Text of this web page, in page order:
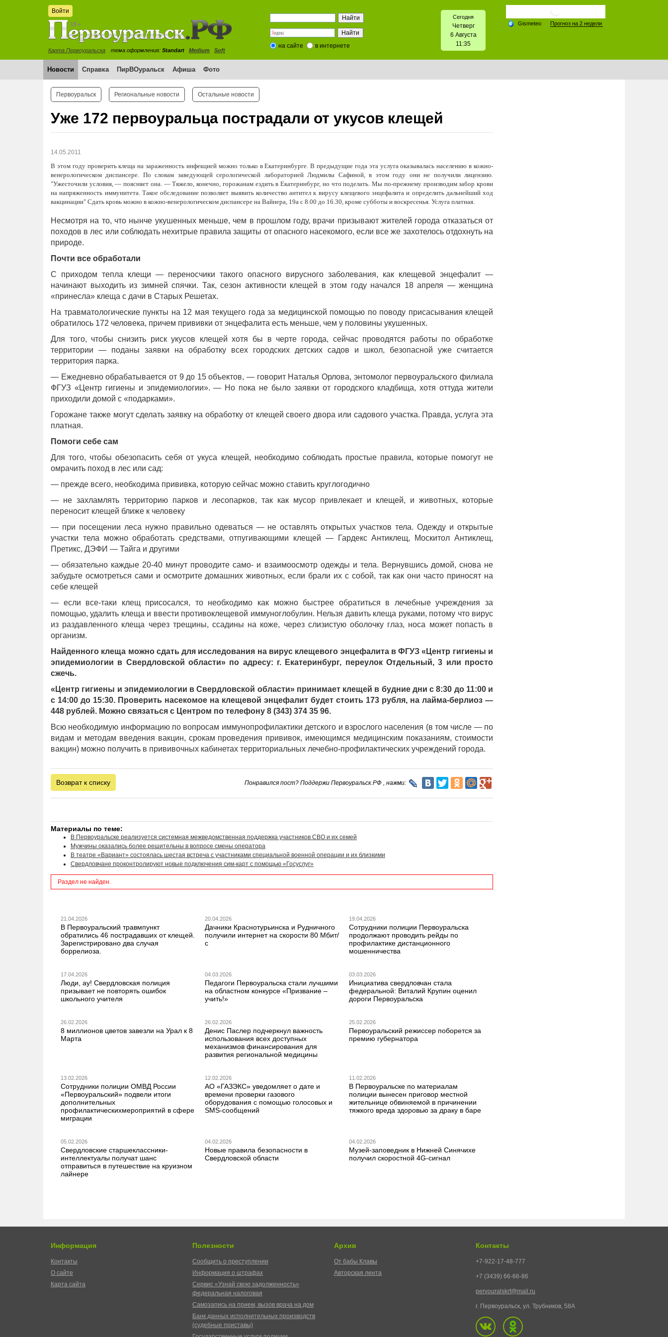
Войти
Карта Первоуральска тема оформления: Standart Medium Soft
на сайте в интернете
Сегодня
Четверг
6 Августа
11:35
Новости Справка ПирВОуральск Афиша Фото
Первоуральск Региональные новости Остальные новости
Уже 172 первоуральца пострадали от укусов клещей
14.05.2011
В этом году проверить клеща на зараженность инфекцией можно только в Екатеринбурге. В предыдущие года эта услуга оказывалась населению в кожно-
венерологическом диспансере. По словам заведующей серологической лабораторией Людмилы Сафиной, в этом году они не получили лицензию.
"Ужесточили условия, — поясняет она. — Тяжело, конечно, горожанам ездить в Екатеринбург, но что поделать. Мы по-прежнему производим забор крови
на напряженность иммунитета. Такое обследование позволяет выявить количество антител к вирусу клещевого энцефалита и определить дальнейший ход
вакцинации" Сдать кровь можно в кожно-венерологическом диспансере на Вайнера, 19а с 8.00 до 16.30, кроме субботы и воскресенья. Услуга платная.
Несмотря на то, что нынче укушенных меньше, чем в прошлом году, врачи призывают жителей города отказаться от
походов в лес или соблюдать нехитрые правила защиты от опасного насекомого, если все же захотелось отдохнуть на
природе.
Почти все обработали
С приходом тепла клещи — переносчики такого опасного вирусного заболевания, как клещевой энцефалит —
начинают выходить из зимней спячки. Так, сезон активности клещей в этом году начался 18 апреля — женщина
«принесла» клеща с дачи в Старых Решетах.
На травматологические пункты на 12 мая текущего года за медицинской помощью по поводу присасывания клещей
обратилось 172 человека, причем прививки от энцефалита есть меньше, чем у половины укушенных.
Для того, чтобы снизить риск укусов клещей хотя бы в черте города, сейчас проводятся работы по обработке
территории — поданы заявки на обработку всех городских детских садов и школ, безопасной уже считается
территория парка.
— Ежедневно обрабатывается от 9 до 15 объектов, — говорит Наталья Орлова, энтомолог первоуральского филиала
ФГУЗ «Центр гигиены и эпидемиологии». — Но пока не было заявки от городского кладбища, хотя оттуда жители
приходили домой с «подарками».
Горожане также могут сделать заявку на обработку от клещей своего двора или садового участка. Правда, услуга эта
платная.
Помоги себе сам
Для того, чтобы обезопасить себя от укуса клещей, необходимо соблюдать простые правила, которые помогут не
омрачить поход в лес или сад:
— прежде всего, необходима прививка, которую сейчас можно ставить круглогодично
— не захламлять территорию парков и лесопарков, так как мусор привлекает и клещей, и животных, которые
переносит клещей ближе к человеку
— при посещении леса нужно правильно одеваться — не оставлять открытых участков тела. Одежду и открытые
участки тела можно обработать средствами, отпугивающими клещей — Гардекс Антиклещ, Москитол Антиклещ,
Претикс, ДЭФИ — Тайга и другими
— обязательно каждые 20-40 минут проводите само- и взаимоосмотр одежды и тела. Вернувшись домой, снова не
забудьте осмотреться сами и осмотрите домашних животных, если брали их с собой, так как они часто приносят на
себе клещей
— если все-таки клещ присосался, то необходимо как можно быстрее обратиться в лечебные учреждения за
помощью, удалить клеща и ввести противоклещевой иммуноглобулин. Нельзя давить клеща руками, потому что вирус
из раздавленного клеща через трещины, ссадины на коже, через слизистую оболочку глаз, носа может попасть в
организм.
Найденного клеща можно сдать для исследования на вирус клещевого энцефалита в ФГУЗ «Центр гигиены и
эпидемиологии в Свердловской области» по адресу: г. Екатеринбург, переулок Отдельный, 3 или просто
сжечь.
«Центр гигиены и эпидемиологии в Свердловской области» принимает клещей в будние дни с 8:30 до 11:00 и
с 14:00 до 15:30. Проверить насекомое на клещевой энцефалит будет стоить 173 рубля, на лайма-берлиоз —
448 рублей. Можно связаться с Центром по телефону 8 (343) 374 35 96.
Всю необходимую информацию по вопросам иммунопрофилактики детского и взрослого населения (в том числе — по
видам и методам введения вакцин, срокам проведения прививок, имеющимся медицинским показаниям, стоимости
вакцин) можно получить в прививочных кабинетах территориальных лечебно-профилактических учреждений города.
Возврат к списку Понравился пост? Поддержи Первоуральск.РФ , нажми:
Материалы по теме:
В Первоуральске реализуется системная межведомственная поддержка участников СВО и их семей
Мужчины оказались более решительны в вопросе смены оператора
В театре «Вариант» состоялась шестая встреча с участниками специальной военной операции и их близкими
Свердловчане проконтролируют новые подключения сим-карт с помощью «Госуслуг»
Раздел не найден.
21.04.2026
В Первоуральский травмпункт
обратились 46 пострадавших от клещей.
Зарегистрировано два случая
боррелиоза.
20.04.2026
Дачники Краснотурьинска и Рудничного
получили интернет на скорости 80 Мбит/
с
19.04.2026
Сотрудники полиции Первоуральска
продолжают проводить рейды по
профилактике дистанционного
мошенничества
17.04.2026
Люди, ау! Свердловская полиция
призывает не повторять ошибок
школьного учителя
04.03.2026
Педагоги Первоуральска стали лучшими
на областном конкурсе «Призвание –
учить!»
03.03.2026
Инициатива свердловчан стала
федеральной: Виталий Крупин оценил
дороги Первоуральска
26.02.2026
8 миллионов цветов завезли на Урал к 8
Марта
26.02.2026
Денис Паслер подчеркнул важность
использования всех доступных
механизмов финансирования для
развития региональной медицины
25.02.2026
Первоуральский режиссер поборется за
премию губернатора
13.02.2026
Сотрудники полиции ОМВД России
«Первоуральский» подвели итоги
дополнительных
профилактическихмероприятий в сфере
миграции
12.02.2026
АО «ГАЗЭКС» уведомляет о дате и
времени проверки газового
оборудования с помощью голосовых и
SMS-сообщений
11.02.2026
В Первоуральске по материалам
полиции вынесен приговор местной
жительнице обвиняемой в причинении
тяжкого вреда здоровью за драку в баре
05.02.2026
Свердловские старшеклассники-
интеллектуалы получат шанс
отправиться в путешествие на круизном
лайнере
04.02.2026
Новые правила безопасности в
Свердловской области
04.02.2026
Музей-заповедник в Нижней Синячихе
получил скоростной 4G-сигнал
Информация
Контакты
О сайте
Карта сайта
Полезности
Сообщить о преступлении
Информация о штрафах
Сервис «Узнай свою задолженность»
федеральная налоговая
Самозапись на прием, вызов врача на дом
Банк данных исполнительных производств
(судебные приставы)
Архив
От бабы Клавы
Авторская лента
Контакты
+7-922-17-48-777
+7 (3439) 66-66-86
pervouralskrf@mail.ru
г. Первоуральск, ул. Трубников, 58А